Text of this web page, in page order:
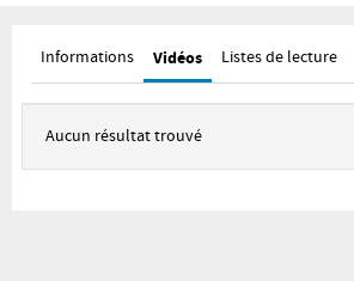
Informations Vidéos Listes de lecture
Aucun résultat trouvé